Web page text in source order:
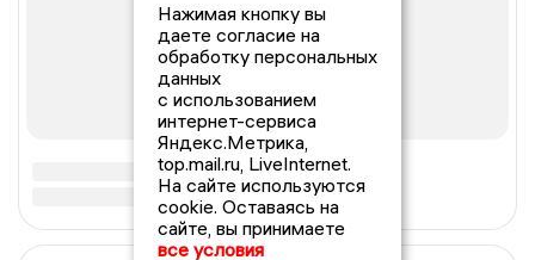
Нажимая кнопку вы
даете согласие на
обработку персональных
данных
с использованием
интернет-сервиса
Яндекс.Метрика,
top.mail.ru, LiveInternet.
На сайте используются
cookie. Оставаясь на
сайте, вы принимаете
все условия